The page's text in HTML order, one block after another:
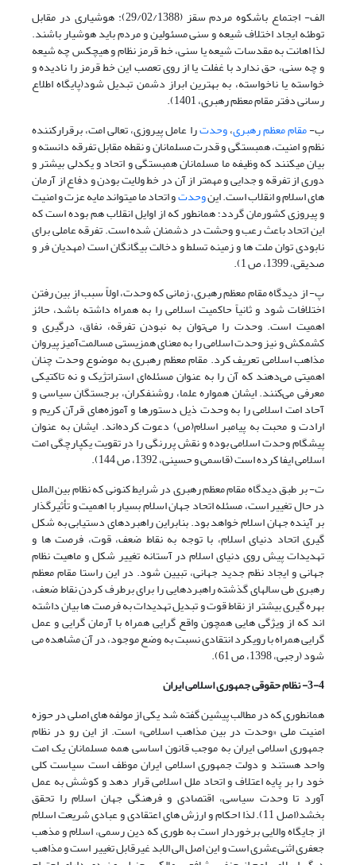
الف- اجتماع باشکوه مردم سقز (29/02/1388): هوشیاری در مقابل
توطئه ایجاد اختلاف شیعه و سنی مسئولین و مردم باید هوشیار باشند.
لذا اهانت به مقدسات شیعه یا سنی، خط قرمز نظام و هیچکس چه شیعه
و چه سنی، حق ندارد با غفلت یا از روی تعصب این خط قرمز را نادیده و
خواسته یا ناخواسته، به بهترین ابراز دشمن تبدیل شود(پایگاه اطلاع
رسانی دفتر مقام معظم رهبری، 1401).
ب-مقام معظم رهبری،وحدترا عامل پیروزی، تعالی امت، برقرارکننده
نظم و امنیت، همبستگی و قدرت مسلمانان و نقطه مقابل تفرقه دانسته و
بیان میکنند که وظیفه ما مسلمانان همبستگی و اتحاد و یکدلی بیشتر و
دوری از تفرقه و جدایی و مهمتر از آن در خط ولایت بودن و دفاع از آرمان
های اسلام و انقلاب است. اینوحدتو اتحاد ما میتواند مایه عزت و امنیت
و پیروزی کشورمان گردد؛ همانطور که از اوایل انقلاب هم بوده است که
این اتحاد باعث رعب و وحشت در دشمنان شده است. تفرقه عاملی برای
نابودی توان ملت ها و زمینه تسلط و دخالت بیگانگان است (مهدیان فر و
صدیقی، 1399، ص 1).
پ- از دیدگاه مقام معظم رهبری، زمانی که وحدت، اولاً سبب از بین رفتن
اختلافات شود و ثانیاً حاکمیت اسلامی را به همراه داشته باشد، حائز
اهمیت است. وحدت را می‌توان به نبودن تفرقه، نفاق، درگیری و
کشمکش و نیز وحدت اسلامی را به معنای همزیستی مسالمت‌آمیز پیروان
مذاهب اسلامی تعریف کرد. مقام معظم رهبری به موضوع وحدت چنان
اهمیتی می‌دهند که آن را به عنوان مسئله‌ای استراتژیک و نه تاکتیکی
معرفی می‌کنند. ایشان همواره علما، روشنفکران، برجستگان سیاسی و
آحاد امت اسلامی را به وحدت ذیل دستورها و آموزه‌های قرآن کریم و
ارادت و محبت به پیامبر اسلام(ص) دعوت کرده‌اند. ایشان به عنوان
پیشگام وحدت اسلامی بوده و نقش پررنگی را در تقویت یکپارچگی امت
اسلامی ایفا کرده است (قاسمی و حسینی، 1392، ص 144).
ت- بر طبق دیدگاه مقام معظم رهبری در شرایط کنونی که نظام بین الملل
در حال تغییر است، مسئله اتحاد جهان اسلام بسیار با اهمیت و تأثیرگذار
بر آینده جهان اسلام خواهد بود. بنابراین راهبردهای دستیابی به شکل
گیری اتحاد دنیای اسلام، با توجه به نقاط ضعف، قوت، فرصت ها و
تهدیدات پیش روی دنیای اسلام در آستانه تغییر شکل و ماهیت نظام
جهانی و ایجاد نظم جدید جهانی، تبیین شود. در این راستا مقام معظم
رهبری طی سالهای گذشته راهبردهایی را برای برطرف کردن نقاط ضعف،
بهره گیری بیشتر از نقاط قوت و تبدیل تهدیدات به فرصت ها بیان داشته
اند که از ویژگی هایی همچون واقع گرایی همراه با آرمان گرایی و عمل
گرایی همراه با رویکرد انتقادی نسبت به وضع موجود، در آن مشاهده می
شود (رجبی، 1398، ص 61).
3-4- نظام حقوقی جمهوری اسلامی ایران
همانطوری که در مطالب پیشین گفته شد یکی از مولفه های اصلی در حوزه
امنیت ملی «وحدت در بین مذاهب اسلامی» است. از این رو در نظام
جمهوری اسلامی ایران به موجب قانون اساسی همه مسلمانان یک امت
واحد هستند و دولت جمهوری اسلامی ایران موظف است سیاست کلی
خود را بر پایه اعتلاف و اتحاد ملل اسلامی قرار دهد و کوشش به عمل
آورد تا وحدت سیاسی، اقتصادی و فرهنگی جهان اسلام را تحقق
بخشد(اصل 11). لذا احکام و ارزش های اعتقادی و عبادی شریعت اسلام
از جایگاه والایی برخوردار است به طوری که دین رسمی، اسلام و مذهب
جعفری اثنی‌عشری است و این اصل الی الابد غیرقابل تغییر است و مذاهب